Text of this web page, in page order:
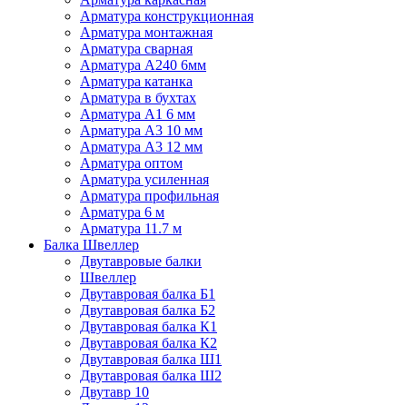
Арматура конструкционная
Арматура монтажная
Арматура сварная
Арматура А240 6мм
Арматура катанка
Арматура в бухтах
Арматура А1 6 мм
Арматура А3 10 мм
Арматура А3 12 мм
Арматура оптом
Арматура усиленная
Арматура профильная
Арматура 6 м
Арматура 11.7 м
Балка Швеллер
Двутавровые балки
Швеллер
Двутавровая балка Б1
Двутавровая балка Б2
Двутавровая балка К1
Двутавровая балка К2
Двутавровая балка Ш1
Двутавровая балка Ш2
Двутавр 10